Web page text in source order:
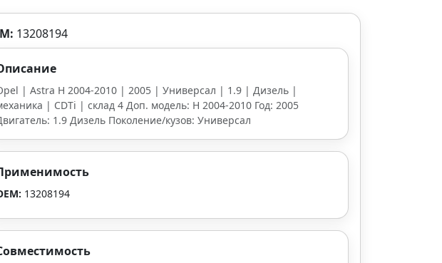
13208194
| Astra H 2004-2010 | 2005 | Универсал | 1.9 | Дизель |
| CDTi | склад 4 Доп. модель: H 2004-2010 Год: 2005
1.9 Дизель Поколение/кузов: Универсал
13208194